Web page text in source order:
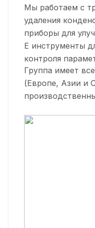
Мы работаем с
удаления
приборы для
E инструменты
контроля
Группа имеет
(Европе, Азии и